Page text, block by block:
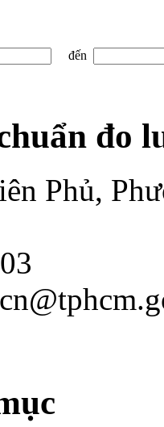
đến
đo
Phủ,